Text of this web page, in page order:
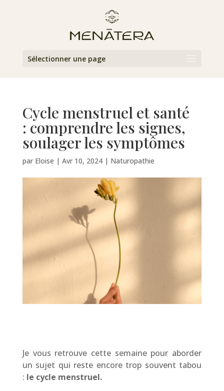
Sélectionner une page
Cycle menstruel et santé
: comprendre les signes,
soulager les symptômes
par Eloise | Avr 10, 2024| Naturopathie
Je vous retrouve cette semaine pour aborder
un sujet qui reste encore trop souvent tabou
: le cycle menstruel.